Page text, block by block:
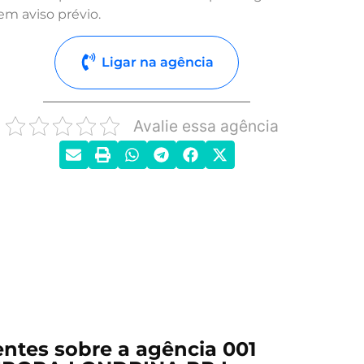
aviso prévio.
Ligar na agência
Avalie essa agência
sobre a agência 001